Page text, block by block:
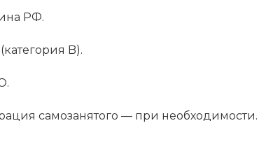
РФ.
B).
самозанятого — при необходимости.